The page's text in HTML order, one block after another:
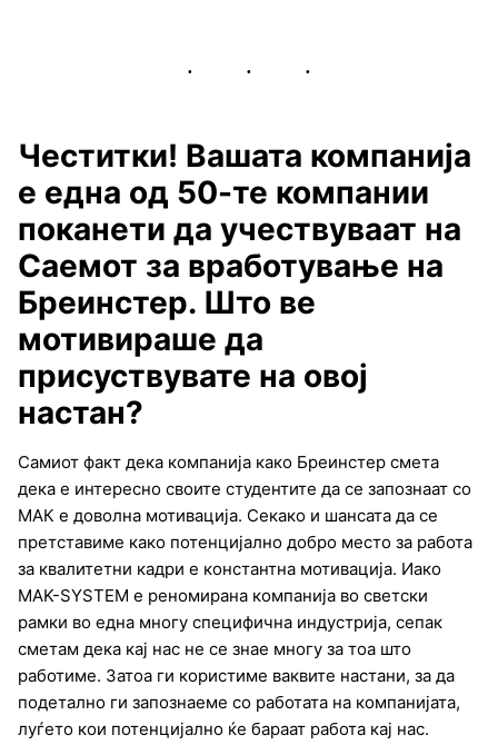
Честитки! Вашата компанија
е една од 50-те компании
поканети да учествуваат на
Саемот за вработување на
Бреинстер. Што ве
мотивираше да
присуствувате на овој
настан?
Самиот факт дека компанија како Бреинстер смета
дека е интересно своите студентите да се запознаат со
МАК е доволна мотивација. Секако и шансата да се
претставиме како потенцијално добро место за работа
за квалитетни кадри е константна мотивација. Иако
MAK-SYSTEM е реномирана компанија во светски
рамки во една многу специфична индустрија, сепак
сметам дека кај нас не се знае многу за тоа што
работиме. Затоа ги користиме ваквите настани, за да
подетално ги запознаеме со работата на компанијата,
луѓето кои потенцијално ќе бараат работа кај нас.